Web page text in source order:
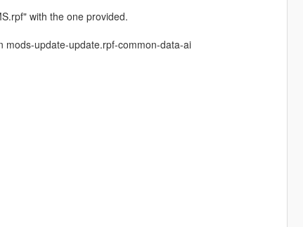
with the one provided.
mods-update-update.rpf-common-data-ai